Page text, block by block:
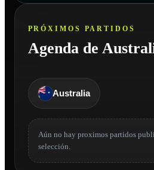
PRÓXIMOS PARTIDOS
Agenda de
Australia
Aún no hay proximos partidos
selección.